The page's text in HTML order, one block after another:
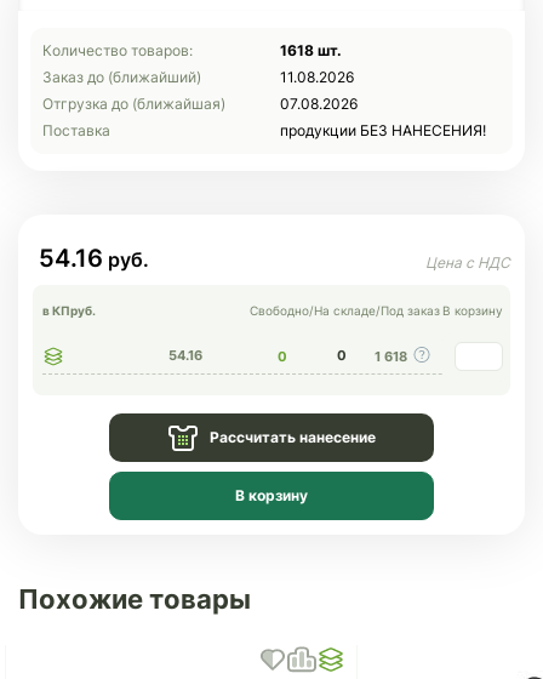
Количество товаров:
1618 шт.
Заказ до (ближайший)
11.08.2026
Отгрузка до (ближайшая)
07.08.2026
Поставка
продукции БЕЗ НАНЕСЕНИЯ!
54.16
в КПруб. Свободно/На складе/Под заказ В корзину
54.16 0 0 1 618
Рассчитать нанесение
В корзину
Похожие товары